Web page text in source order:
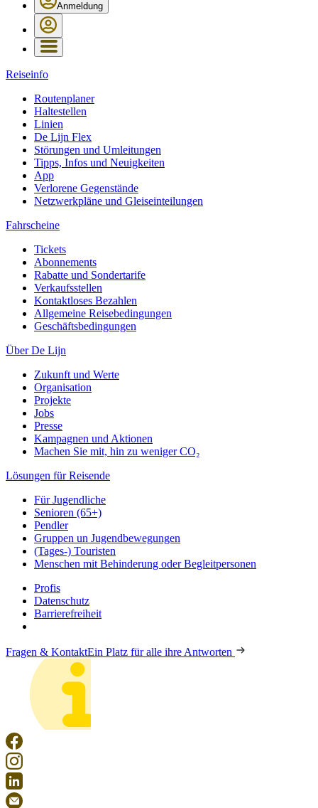
Anmeldung
Reiseinfo
Routenplaner
Haltestellen
Linien
De Lijn Flex
Störungen und Umleitungen
Tipps, Infos und Neuigkeiten
App
Verlorene Gegenstände
Netzwerkpläne und Gleiseinteilungen
Fahrscheine
Tickets
Abonnements
Rabatte und Sondertarife
Verkaufsstellen
Kontaktloses Bezahlen
Allgemeine Reisebedingungen
Geschäftsbedingungen
Über De Lijn
Zukunft und Werte
Organisation
Projekte
Jobs
Presse
Kampagnen und Aktionen
Machen Sie mit, hin zu weniger CO₂
Lösungen für Reisende
Für Jugendliche
Senioren (65+)
Pendler
Gruppen un Jugendbewegungen
(Tages-) Touristen
Menschen mit Behinderung oder Begleitpersonen
Profis
Datenschutz
Barrierefreiheit
Fragen & KontaktEin Platz für alle ihre Antworten